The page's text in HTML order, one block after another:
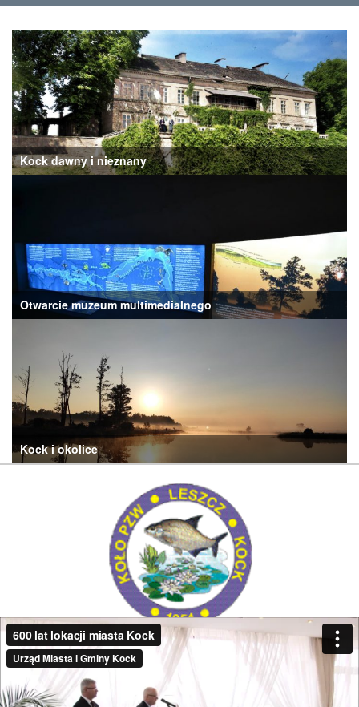
Kock dawny i nieznany
Otwarcie muzeum multimedialnego
Kock i okolice